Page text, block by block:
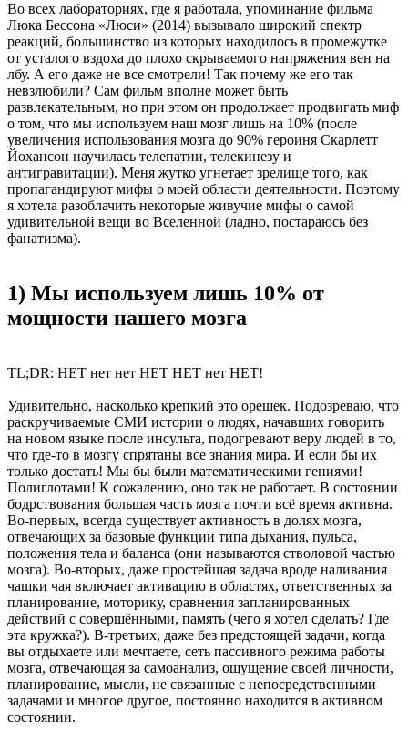
Во всех лабораториях, где я работала, упоминание фильма
Люка Бессона «Люси» (2014) вызывало широкий спектр
реакций, большинство из которых находилось в промежутке
от усталого вздоха до плохо скрываемого напряжения вен на
лбу. А его даже не все смотрели! Так почему же его так
невзлюбили? Сам фильм вполне может быть
развлекательным, но при этом он продолжает продвигать миф
о том, что мы используем наш мозг лишь на 10% (после
увеличения использования мозга до 90% героиня Скарлетт
Йохансон научилась телепатии, телекинезу и
антигравитации). Меня жутко угнетает зрелище того, как
пропагандируют мифы о моей области деятельности. Поэтому
я хотела разоблачить некоторые живучие мифы о самой
удивительной вещи во Вселенной (ладно, постараюсь без
фанатизма).
1) Мы используем лишь 10% от
мощности нашего мозга
TL;DR: НЕТ нет нет НЕТ НЕТ нет НЕТ!
Удивительно, насколько крепкий это орешек. Подозреваю, что
раскручиваемые СМИ истории о людях, начавших говорить
на новом языке после инсульта, подогревают веру людей в то,
что где-то в мозгу спрятаны все знания мира. И если бы их
только достать! Мы бы были математическими гениями!
Полиглотами! К сожалению, оно так не работает. В состоянии
бодрствования большая часть мозга почти всё время активна.
Во-первых, всегда существует активность в долях мозга,
отвечающих за базовые функции типа дыхания, пульса,
положения тела и баланса (они называются стволовой частью
мозга). Во-вторых, даже простейшая задача вроде наливания
чашки чая включает активацию в областях, ответственных за
планирование, моторику, сравнения запланированных
действий с совершёнными, память (чего я хотел сделать? Где
эта кружка?). В-третьих, даже без предстоящей задачи, когда
вы отдыхаете или мечтаете, сеть пассивного режима работы
мозга, отвечающая за самоанализ, ощущение своей личности,
планирование, мысли, не связанные с непосредственными
задачами и многое другое, постоянно находится в активном
состоянии.